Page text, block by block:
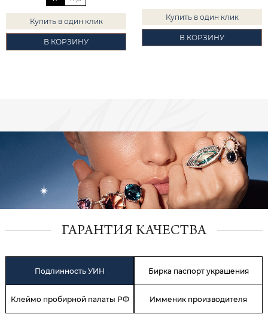
Купить в один клик
В КОРЗИНУ
Купить в один клик
В КОРЗИНУ
ГАРАНТИЯ КАЧЕСТВА
Подлинность УИН Бирка паспорт украшения
Клеймо пробирной палаты РФ Имменик производителя